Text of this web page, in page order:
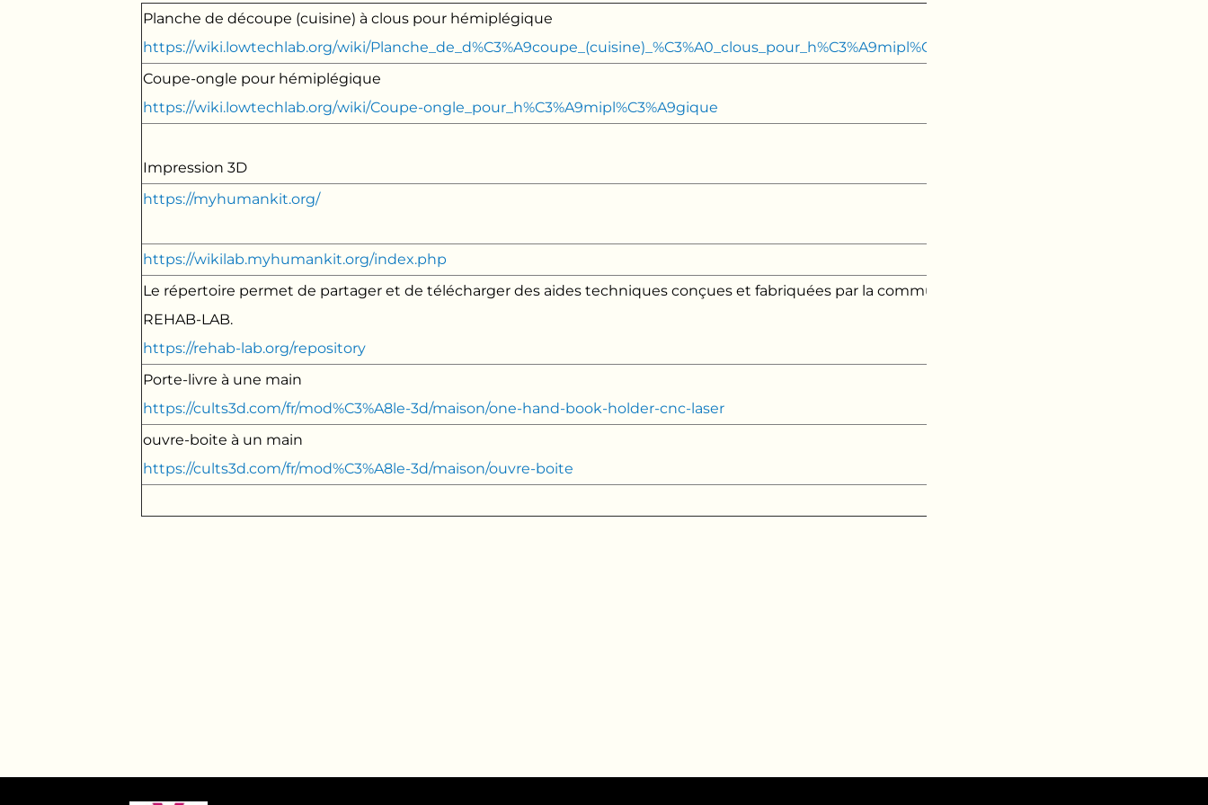
Planche de découpe (cuisine) à clous pour hémiplégique
https://wiki.lowtechlab.org/wiki/Planche_de_d%C3%A9coupe_(cuisine)_%C3%A0_clous_pour_h%C3%A9mipl%C3%A9gique
Coupe-ongle pour hémiplégique
https://wiki.lowtechlab.org/wiki/Coupe-ongle_pour_h%C3%A9mipl%C3%A9gique
Impression 3D
https://myhumankit.org/
https://wikilab.myhumankit.org/index.php
Le répertoire permet de partager et de télécharger des aides techniques conçues et fabriquées par la communauté
REHAB-LAB.
https://rehab-lab.org/repository
Porte-livre à une main
https://cults3d.com/fr/mod%C3%A8le-3d/maison/one-hand-book-holder-cnc-laser
ouvre-boite à un main
https://cults3d.com/fr/mod%C3%A8le-3d/maison/ouvre-boite